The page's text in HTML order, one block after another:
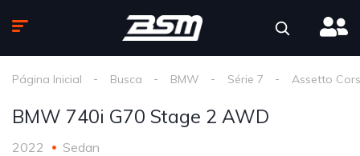
Página Inicial Busca BMW Série 7 Assetto
BMW 740i G70 Stage 2 AWD
2022 Sedan